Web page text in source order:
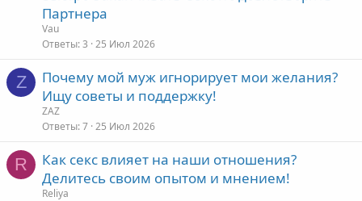
Партнера
Vau
Ответы 3 25 Июл 2026
Z
Почему мой муж игнорирует мои желания?
Ищу советы и поддержку!
ZAZ
Ответы 7 25 Июл 2026
R
Как секс влияет на наши отношения?
Делитесь своим опытом и мнением!
Reliya